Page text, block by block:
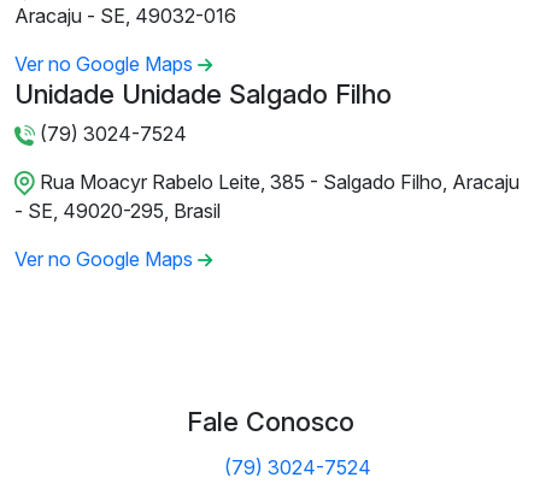
Aracaju - SE, 49032-016
Ver no Google Maps
Unidade Unidade Salgado Filho
(79) 3024-7524
Rua Moacyr Rabelo Leite, 385 - Salgado Filho, Aracaju
- SE, 49020-295, Brasil
Ver no Google Maps
Fale Conosco
(79) 3024-7524